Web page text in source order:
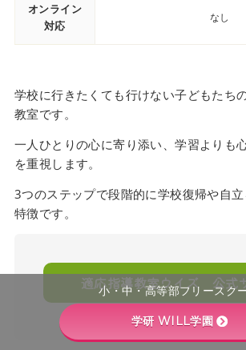
オンライン
対応
なし
学校に行きたくても行けない子どもたち
教室です。
一人ひとりの心に寄り添い、学習よりも
を重視します。
3つのステップで段階的に学校復帰や自
特徴です。
適応指導教室ウイズ 公式
小・中・高等部フリースク
学研 WILL学園